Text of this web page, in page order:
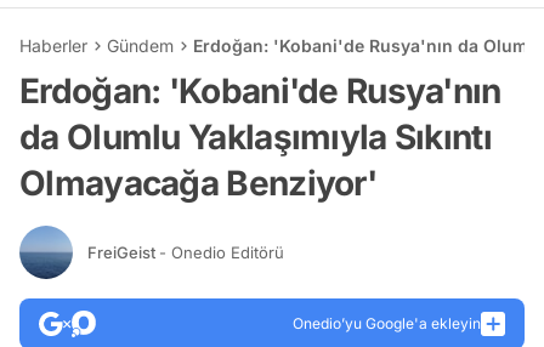
Haberler Gündem Erdoğan: 'Kobani'de Rusya'nın da Olumlu
Erdoğan: 'Kobani'de Rusya'nın
da Olumlu Yaklaşımıyla Sıkıntı
Olmayacağa Benziyor'
FreiGeist - Onedio Editörü
Onedio’yu Google'a ekleyin